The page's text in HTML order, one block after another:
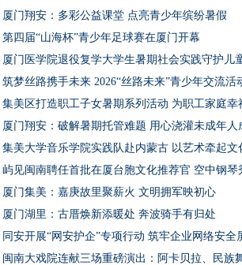
厦门翔安：多彩公益课堂 点亮青少年缤纷暑假
第四届“山海杯”青少年足球赛在厦门开幕
厦门医学院退役复学大学生暑期社会实践守护儿
筑梦丝路携手未来 2026“丝路未来”青少年交流活
集美区打造职工子女暑期系列活动 为职工家庭幸
厦门翔安：破解暑期托管难题 用心浇灌未成年人
集美大学音乐学院实践队赴内蒙古 以艺术牵起文
屿见闽南聘任首批在厦台胞文化推荐官 空中钢
厦门集美：嘉庚故里聚薪火 文明拥军映初心
厦门湖里：古厝焕新添暖处 奔波骑手有归处
同安开展“网安护企”专项行动 筑牢企业网络安全
闽南大戏院连献三场重磅演出：阿卡贝拉、民族